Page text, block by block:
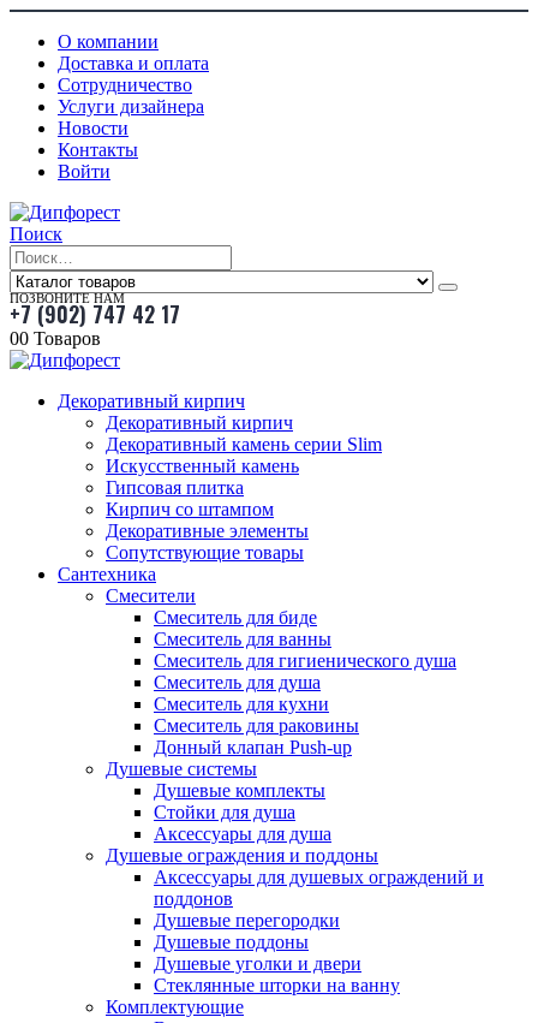
О компании
Доставка и оплата
Сотрудничество
Услуги дизайнера
Новости
Контакты
Войти
Поиск
ПОЗВОНИТЕ НАМ
+7 (902) 747 42 17
00 Товаров
Декоративный кирпич
Декоративный кирпич
Декоративный камень серии Slim
Искусственный камень
Гипсовая плитка
Кирпич со штампом
Декоративные элементы
Сопутствующие товары
Сантехника
Смесители
Смеситель для биде
Смеситель для ванны
Смеситель для гигиенического душа
Смеситель для душа
Смеситель для кухни
Смеситель для раковины
Донный клапан Push-up
Душевые системы
Душевые комплекты
Стойки для душа
Аксессуары для душа
Душевые ограждения и поддоны
Аксессуары для душевых ограждений и
поддонов
Душевые перегородки
Душевые поддоны
Душевые уголки и двери
Стеклянные шторки на ванну
Комплектующие